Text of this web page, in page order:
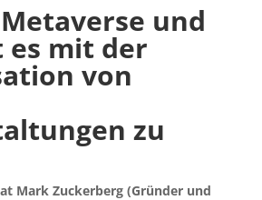
und
es mit der
von
zu
Mark Zuckerberg (Gründer und